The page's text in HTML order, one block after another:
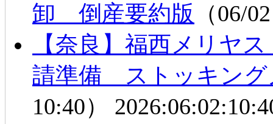
卸 倒産要約版 （06/
【奈良】福西メリヤ
請準備 ストッキン
10:40）